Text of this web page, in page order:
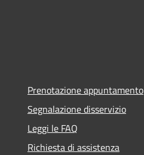
Prenotazione appuntamento
Segnalazione disservizio
Leggi le FAQ
Richiesta di assistenza